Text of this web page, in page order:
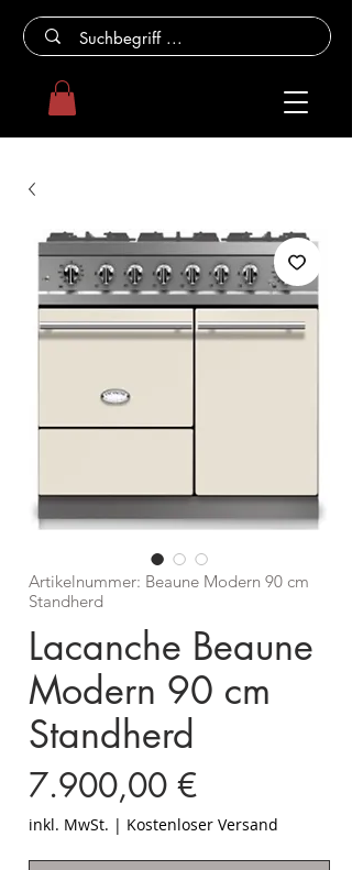
Artikelnummer: Beaune Modern 90 cm
Standherd
Lacanche Beaune
Modern 90 cm
Standherd
7.900,00 €Preis
inkl. MwSt. | Kostenloser Versand